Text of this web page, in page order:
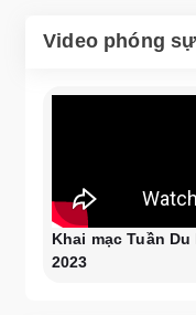
Video phóng
Khai mạc Tuần
2023